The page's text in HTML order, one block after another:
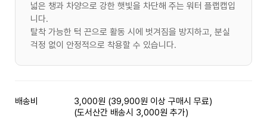
넓은 챙과 차양으로 강한 햇빛을 차단해 주는 워터 플랩캡입
니다.
탈착 가능한 턱 끈으로 활동 시에 벗겨짐을 방지하고, 분실
걱정 없이 안정적으로 착용할 수 있습니다.
배송비
3,000원 (39,900원 이상 구매시 무료)
(도서산간 배송시 3,000원 추가)